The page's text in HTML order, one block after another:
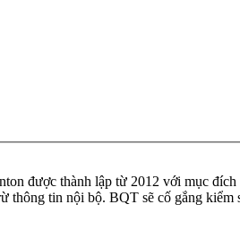
được thành lập từ 2012 với mục
tin nội bộ. BQT sẽ cố gắng